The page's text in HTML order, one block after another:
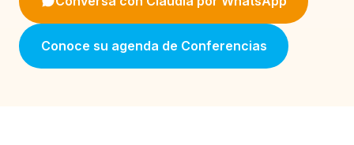
Conoce su agenda de Conferencias